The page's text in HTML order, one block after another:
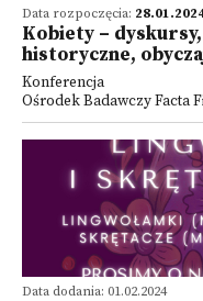
Data rozpoczęcia:
Kobiety –
historyczne,
Konferencja
Ośrodek Badawczy Facta
Data dodania: 01.02.2024